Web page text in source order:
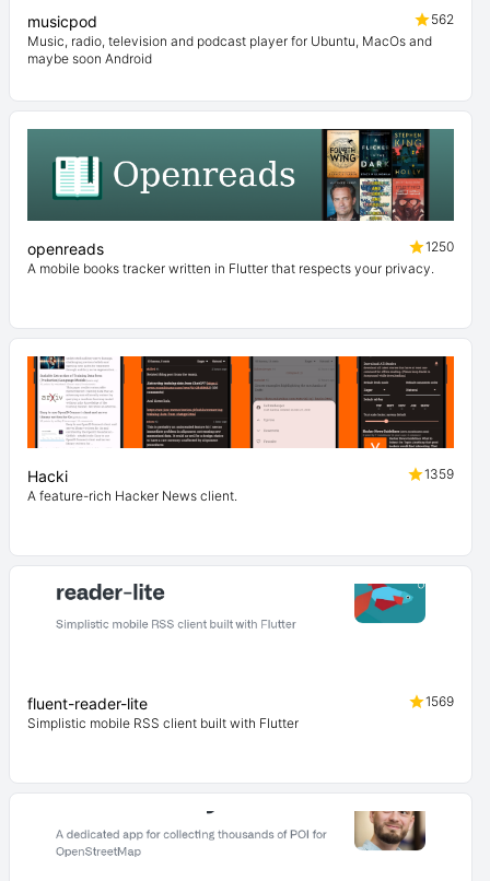
musicpod
562
Music, radio, television and podcast player for Ubuntu, MacOs and
maybe soon Android
openreads
1250
A mobile books tracker written in Flutter that respects your privacy.
Hacki
1359
A feature-rich Hacker News client.
fluent-reader-lite
1569
Simplistic mobile RSS client built with Flutter